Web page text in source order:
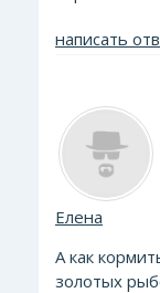
написать
Елена
А как
золотых